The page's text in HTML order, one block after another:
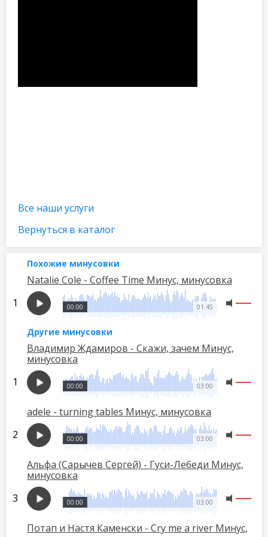
Все наши услуги
Вернуться в каталог
Похожие минусовки
Natalie Cole - Coffee Time Минус, минусовка
01:45
00:00
Другие минусовки
Владимир Ждамиров - Скажи, зачем Минус,
минусовка
03:00
00:00
adele - turning tables Минус, минусовка
03:00
00:00
Альфа (Сарычев Сергей) - Гуси-Лебеди Минус,
минусовка
03:00
00:00
Потап и Настя Каменски - Cry me a river Минус,